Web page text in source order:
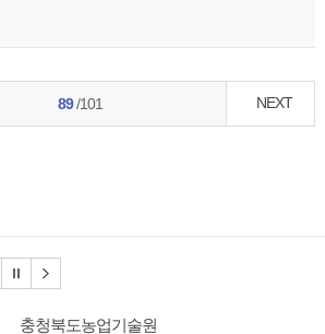
89/101 NEXT
충청북도농업기술원